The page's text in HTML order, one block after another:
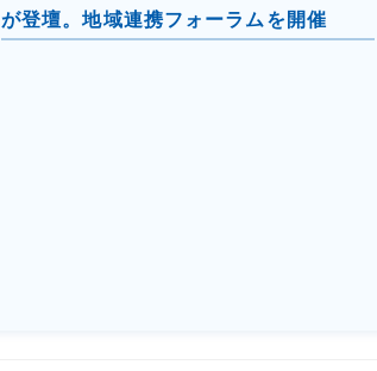
が登壇。地域連携フォーラムを開催